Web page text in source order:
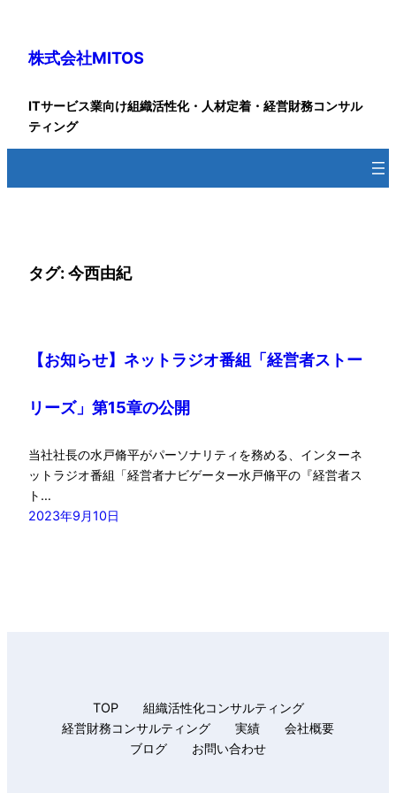
株式会社MITOS
ITサービス業向け組織活性化・人材定着・経営財務コンサル
ティング
タグ:今西由紀
【お知らせ】ネットラジオ番組「経営者ストー
リーズ」第15章の公開
当社社長の水戸脩平がパーソナリティを務める、インターネ
ットラジオ番組「経営者ナビゲーター水戸脩平の『経営者ス
ト…
2023年9月10日
TOP
組織活性化コンサルティング
経営財務コンサルティング
実績
会社概要
ブログ
お問い合わせ